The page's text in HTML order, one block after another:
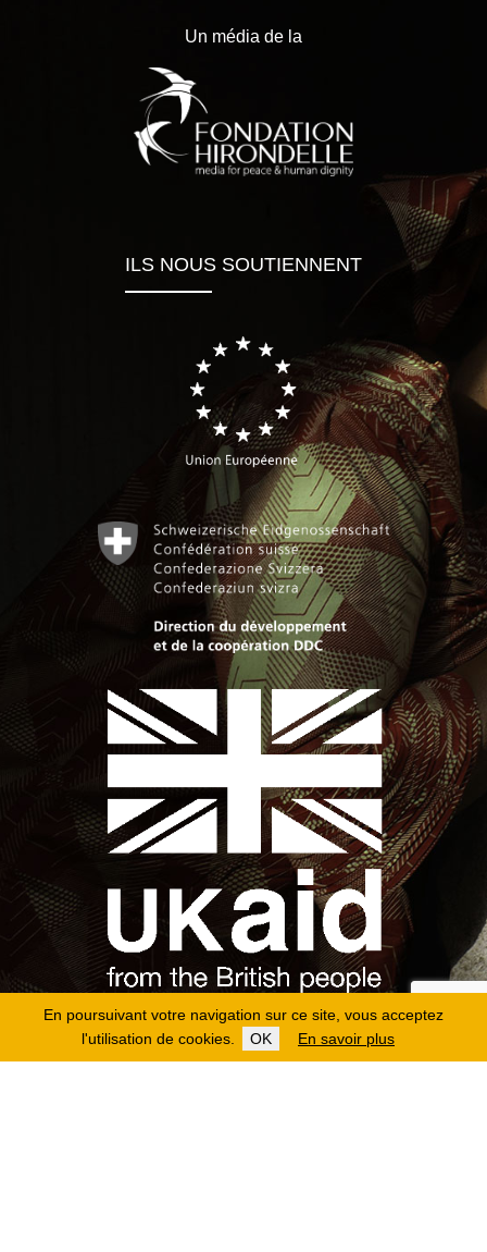
En poursuivant votre navigation sur ce site, vous acceptez
l'utilisation de cookies.
OK En savoir plus
Un média de la
ILS NOUS SOUTIENNENT